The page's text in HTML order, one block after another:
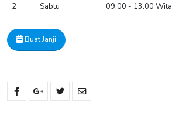
2 Sabtu 09:00 - 13:00 Wita
Buat Janji